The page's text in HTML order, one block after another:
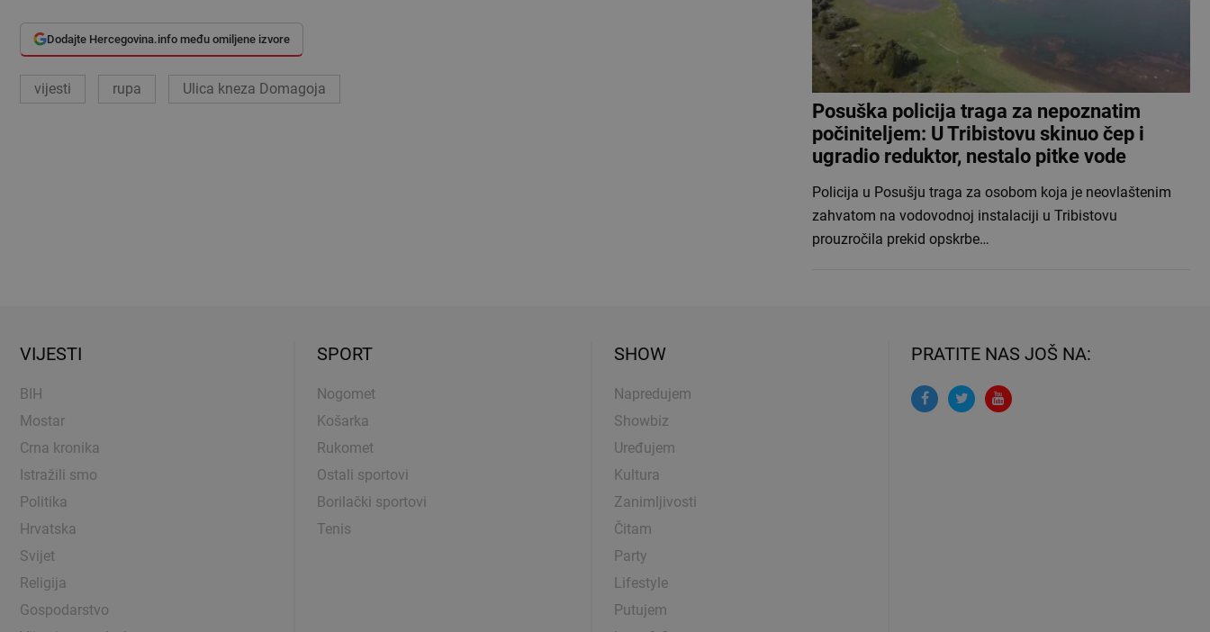
Dodajte Hercegovina.info među omiljene izvore
vijesti rupa Ulica kneza Domagoja
Posuška policija traga za nepoznatim
počiniteljem: U Tribistovu skinuo čep i
ugradio reduktor, nestalo pitke vode
Policija u Posušju traga za osobom koja je neovlaštenim
zahvatom na vodovodnoj instalaciji u Tribistovu
prouzročila prekid opskrbe…
VIJESTI
BIH
Mostar
Crna kronika
Istražili smo
Politika
Hrvatska
Svijet
Religija
Gospodarstvo
SPORT
Nogomet
Košarka
Rukomet
Ostali sportovi
Borilački sportovi
Tenis
SHOW
Napredujem
Showbiz
Uređujem
Kultura
Zanimljivosti
Čitam
Party
Lifestyle
Putujem
PRATITE NAS JOŠ NA: